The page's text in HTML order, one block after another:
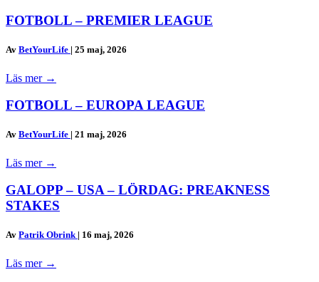
FOTBOLL – PREMIER LEAGUE
Av BetYourLife | 25 maj, 2026
Läs mer →
FOTBOLL – EUROPA LEAGUE
Av BetYourLife | 21 maj, 2026
Läs mer →
GALOPP – USA – LÖRDAG: PREAKNESS
STAKES
Av Patrik Obrink | 16 maj, 2026
Läs mer →